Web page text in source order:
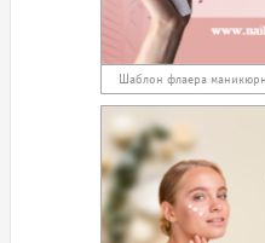
Шаблон флаера